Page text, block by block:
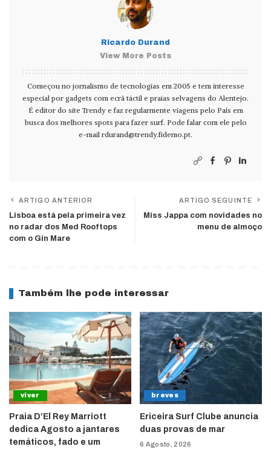
Ricardo Durand
View More Posts
Começou no jornalismo de tecnologias em 2005 e tem interesse
especial por gadgets com ecrã táctil e praias selvagens do Alentejo.
É editor do site Trendy e faz regularmente viagens pelo País em
busca dos melhores spots para fazer surf. Pode falar com ele pelo
e-mail rdurand@trendy.fidemo.pt.
ARTIGO ANTERIOR
Lisboa está pela primeira vez
no radar dos Med Rooftops
com o Gin Mare
ARTIGO SEGUINTE
Miss Jappa com novidades no
menu de almoço
Também lhe pode interessar
viver
Praia D’El Rey Marriott
dedica Agosto a jantares
temáticos, fado e um
breves
Ericeira Surf Clube anuncia
duas provas de mar
6 Agosto, 2026